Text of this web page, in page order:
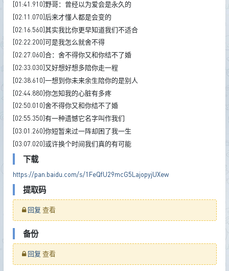
[01:41.910]野哥：曾经以为爱会是永久的
[02:11.070]后来才懂人都是会变的
[02:16.560]其实我比你更早知道我们不适合
[02:22.200]可是我怎么就舍不得
[02:27.060]合：舍不得你又和你结不了婚
[02:33.030]又好想好想多陪你走一程
[02:38.610]一想到你未来余生陪你的是别人
[02:44.880]你怎知我的心脏有多疼
[02:50.010]舍不得你又和你结不了婚
[02:55.350]有一种遗憾它名字叫作我们
[03:01.260]你短暂来过一阵却困了我一生
[03:07.020]或许换个时间我们真的有可能
下载
https://pan.baidu.com/s/1FeQfU29mcG5LajopyjUXew
提取码
回复 查看
备份
回复 查看